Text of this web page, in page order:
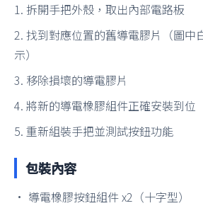
1. 拆開手把外殼，取出內部電路板
2. 找到對應位置的舊導電膠片（圖中
示）
3. 移除損壞的導電膠片
4. 將新的導電橡膠組件正確安裝到位
5. 重新組裝手把並測試按鈕功能
包裝內容
• 導電橡膠按鈕組件 x2（十字型）